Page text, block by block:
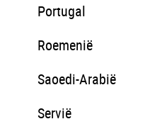
Portugal
Roemenië
Saoedi-Arabië
Servië